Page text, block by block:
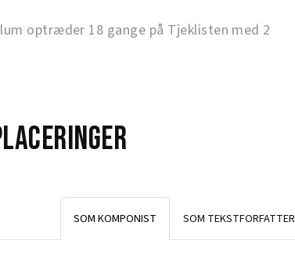
optræder 18 gange på Tjeklisten med 2
SOM KOMPONIST SOM TEKSTFORFATTER